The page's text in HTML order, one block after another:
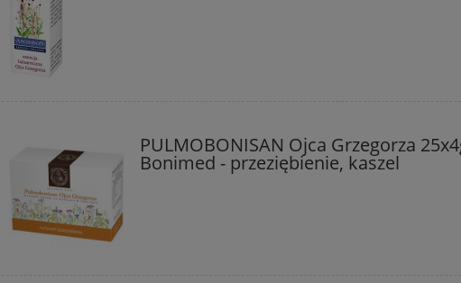
PULMOBONISAN Ojca Grzegorza
Bonimed - przeziębienie, kaszel